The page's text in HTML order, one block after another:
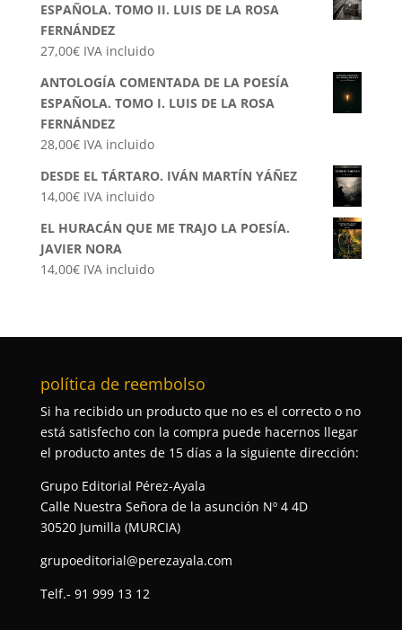
ESPAÑOLA. TOMO II. LUIS DE LA ROSA
FERNÁNDEZ
27,00€ IVA incluido
ANTOLOGÍA COMENTADA DE LA POESÍA
ESPAÑOLA. TOMO I. LUIS DE LA ROSA
FERNÁNDEZ
28,00€ IVA incluido
DESDE EL TÁRTARO. IVÁN MARTÍN YÁÑEZ
14,00€ IVA incluido
EL HURACÁN QUE ME TRAJO LA POESÍA.
JAVIER NORA
14,00€ IVA incluido
política de reembolso
Si ha recibido un producto que no es el correcto o no
está satisfecho con la compra puede hacernos llegar
el producto antes de 15 días a la siguiente dirección:
Grupo Editorial Pérez-Ayala
Calle Nuestra Señora de la asunción Nº 4 4D
30520 Jumilla (MURCIA)
grupoeditorial@perezayala.com
Telf.- 91 999 13 12